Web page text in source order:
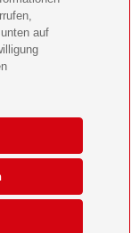
Post AG
auf